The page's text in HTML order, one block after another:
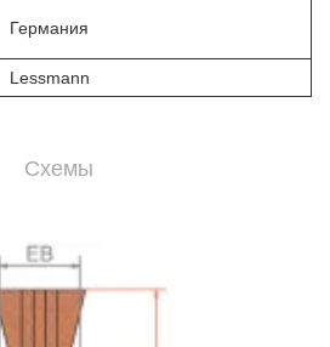
Германия
Lessmann
Схемы